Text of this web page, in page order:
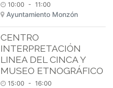
10:00 - 11:00
Ayuntamiento Monzón
CENTRO
INTERPRETACIÓN
LINEA DEL CINCA Y
MUSEO ETNOGRÁFICO
15:00 - 16:00